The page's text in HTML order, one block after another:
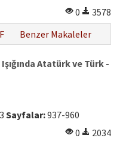
0
3578
Benzer Makaleler
Atatürk ve Türk -
Sayfalar:937-960
0
2034